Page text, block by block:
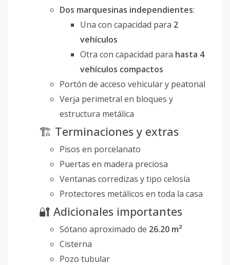
Dos marquesinas independientes:
Una con capacidad para 2
vehículos
Otra con capacidad para hasta 4
vehículos compactos
Portón de acceso vehicular y peatonal
Verja perimetral en bloques y
estructura metálica
🏗 Terminaciones y extras
Pisos en porcelanato
Puertas en madera preciosa
Ventanas corredizas y tipo celosía
Protectores metálicos en toda la casa
🔐 Adicionales importantes
Sótano aproximado de 26.20 m²
Cisterna
Pozo tubular